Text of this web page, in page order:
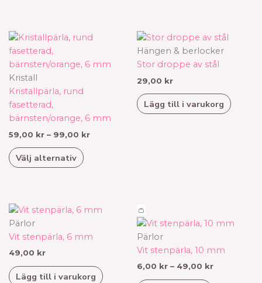
Kristall
Kristallpärla, rund
fasetterad,
bärnsten/orange, 6 mm
59,00 kr – 99,00 kr
Prisintervall:
99,00 kr
Välj alternativ
Den
produkten
flera
De
olika
kan
Hängen & berlocker
Stor droppe av stål
29,00 kr
Lägg till i varukorg
Pärlor
Vit stenpärla, 6 mm
49,00 kr
Lägg till i varukorg
👛
Pärlor
Vit stenpärla, 10 mm
6,00 kr – 49,00 kr
till
här
har
flera